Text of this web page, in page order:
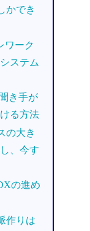
かでき
ワーク
ステム
き手が
る方法
の大き
、今す
の進め
作りは